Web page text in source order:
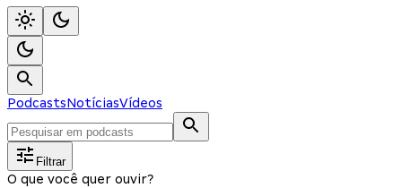
PodcastsNotíciasVídeos
Filtrar
O que você quer ouvir?